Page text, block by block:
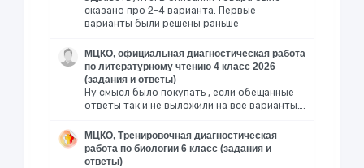
сказано про 2-4 варианта. Первые
варианты были решены раньше
МЦКО, официальная диагностическая работа
по литературному чтению 4 класс 2026
(задания и ответы)
Ну смысл было покупать , если обещанные
ответы так и не выложили на все варианты….
МЦКО, Тренировочная диагностическая
работа по биологии 6 класс (задания и
ответы)